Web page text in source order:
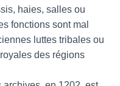
haies, salles ou
fonctions sont mal
luttes tribales ou
des régions